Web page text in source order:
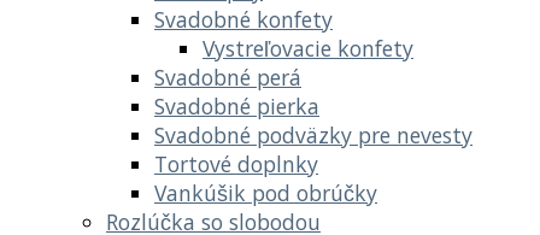
Svadobné konfety
Vystreľovacie konfety
Svadobné perá
Svadobné pierka
Svadobné podväzky pre nevesty
Tortové doplnky
Vankúšik pod obrúčky
Rozlúčka so slobodou